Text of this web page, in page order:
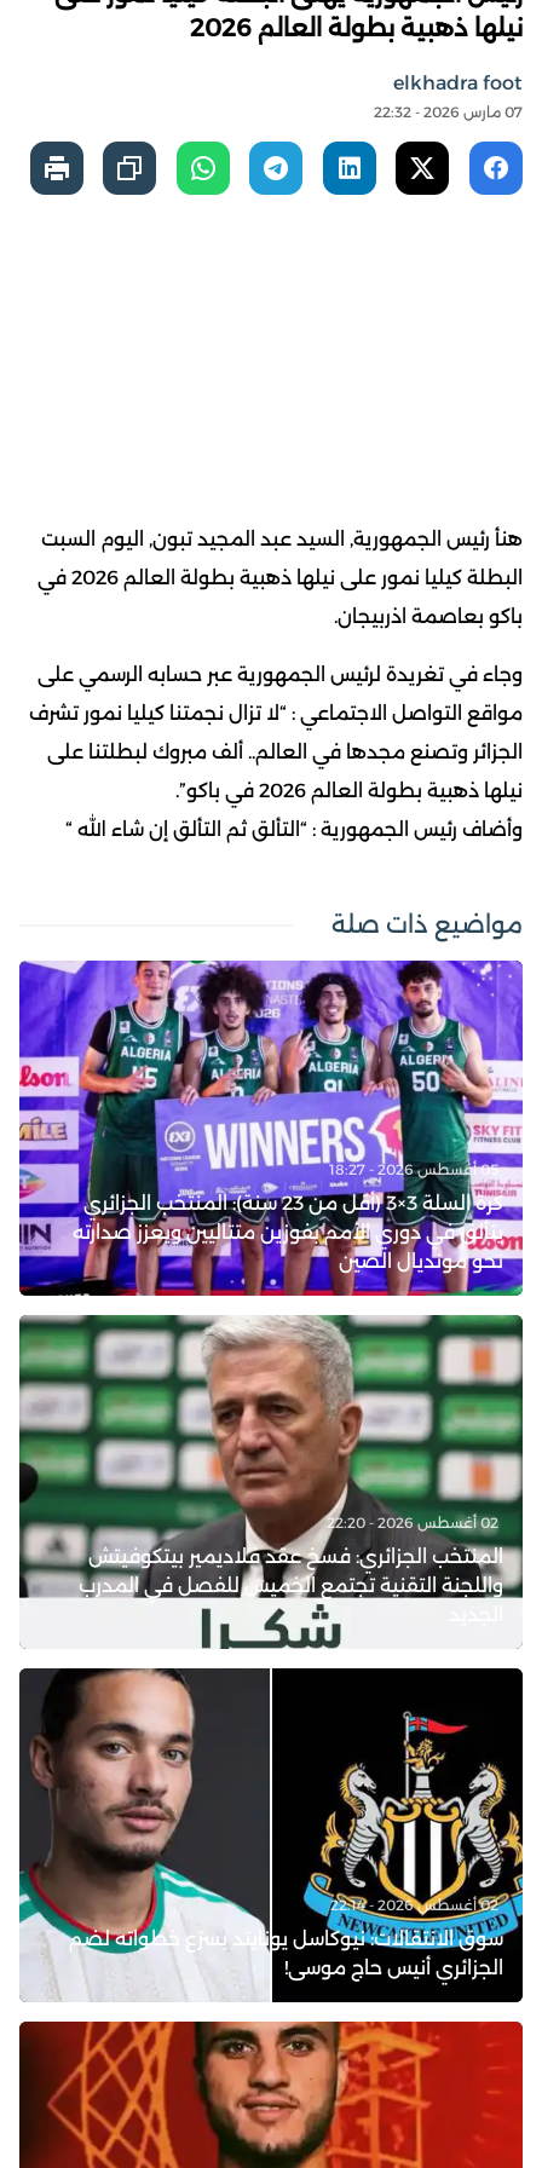
نيلها ذهبية بطولة العالم 2026
elkhadra foot
07 مارس 2026 - 22:32
هنأ رئيس الجمهورية, السيد عبد المجيد تبون, اليوم السبت
البطلة كيليا نمور على نيلها ذهبية بطولة العالم 2026 في
باكو بعاصمة اذربيجان.
وجاء في تغريدة لرئيس الجمهورية عبر حسابه الرسمي على
مواقع التواصل الاجتماعي : “لا تزال نجمتنا كيليا نمور تشرف
الجزائر وتصنع مجدها في العالم.. ألف مبروك لبطلتنا على
نيلها ذهبية بطولة العالم 2026 في باكو”.
وأضاف رئيس الجمهورية : “التألق ثم التألق إن شاء الله “
مواضيع ذات صلة
05 أغسطس 2026 - 18:27
كرة السلة 3×3 (أقل من 23 سنة): المنتخب الجزائري
يتألق في دوري الأمم بفوزين متتاليين ويعزز صدارته
نحو مونديال الصين
02 أغسطس 2026 - 22:20
المنتخب الجزائري: فسخ عقد فلاديمير بيتكوفيتش
واللجنة التقنية تجتمع الخميس للفصل في المدرب
02 أغسطس 2026 - 22:14
سوق الانتقالات: نيوكاسل يونايتد يسرّع خطواته لضم
الجزائري أنيس حاج موسى!